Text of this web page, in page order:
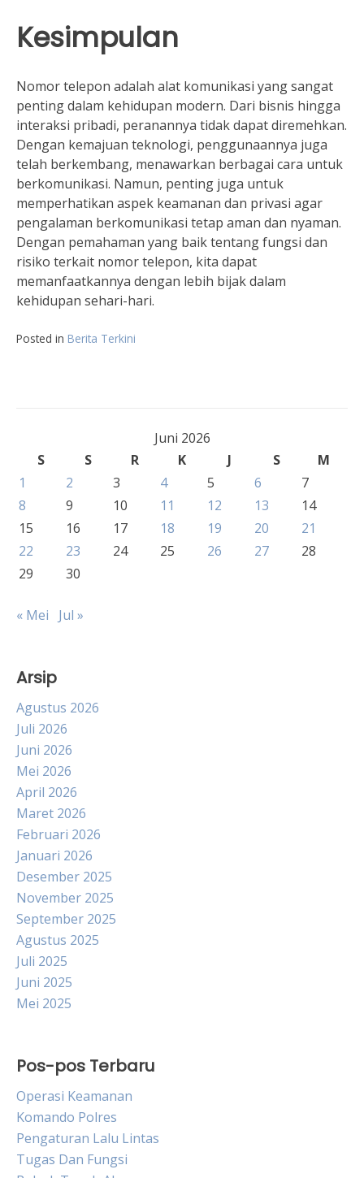
Kesimpulan
Nomor telepon adalah alat komunikasi yang sangat
penting dalam kehidupan modern. Dari bisnis hingga
interaksi pribadi, peranannya tidak dapat diremehkan.
Dengan kemajuan teknologi, penggunaannya juga
telah berkembang, menawarkan berbagai cara untuk
berkomunikasi. Namun, penting juga untuk
memperhatikan aspek keamanan dan privasi agar
pengalaman berkomunikasi tetap aman dan nyaman.
Dengan pemahaman yang baik tentang fungsi dan
risiko terkait nomor telepon, kita dapat
memanfaatkannya dengan lebih bijak dalam
kehidupan sehari-hari.
Posted in Berita Terkini
Juni 2026
S
S R K J S
M
1
2 3 4 5 6
7
8
9 10 11 12 13
14
15
16 17 18 19 20
21
22
23 24 25 26 27
28
29
30
« Mei Jul »
Arsip
Agustus 2026
Juli 2026
Juni 2026
Mei 2026
April 2026
Maret 2026
Februari 2026
Januari 2026
Desember 2025
November 2025
September 2025
Agustus 2025
Juli 2025
Juni 2025
Mei 2025
Pos-pos Terbaru
Operasi Keamanan
Komando Polres
Pengaturan Lalu Lintas
Tugas Dan Fungsi